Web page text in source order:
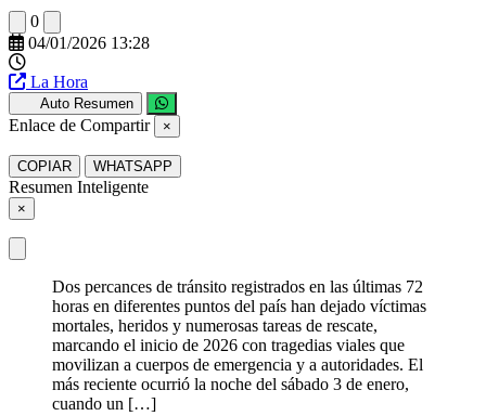
0
04/01/2026 13:28
La Hora
Auto Resumen
Enlace de Compartir ×
COPIAR WHATSAPP
Resumen Inteligente
×
Dos percances de tránsito registrados en las últimas 72
horas en diferentes puntos del país han dejado víctimas
mortales, heridos y numerosas tareas de rescate,
marcando el inicio de 2026 con tragedias viales que
movilizan a cuerpos de emergencia y a autoridades. El
más reciente ocurrió la noche del sábado 3 de enero,
cuando un […]